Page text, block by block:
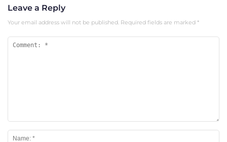
Leave a Reply
Your email address will not be published. Required fields are marked *